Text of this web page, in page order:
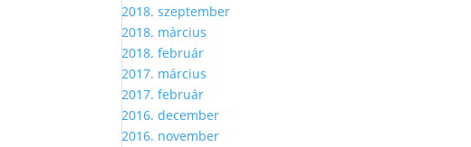
2018. szeptember
2018. március
2018. február
2017. március
2017. február
2016. december
2016. november